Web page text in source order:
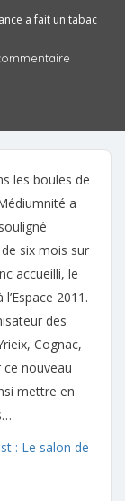
a fait un tabac
les boules de
a
six mois sur
accueilli, le
2011.
des
Cognac,
nouveau
mettre en
: Le salon de